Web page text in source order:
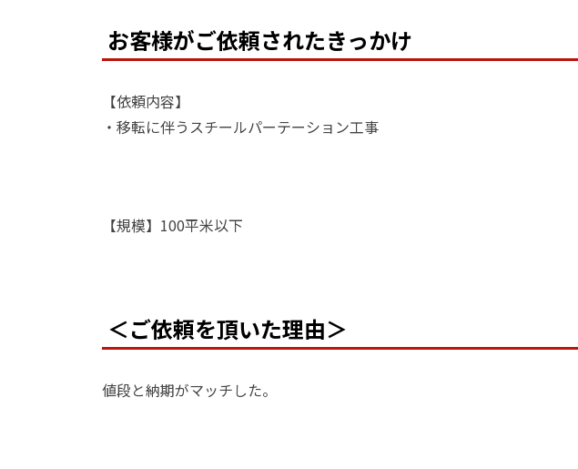
お客様がご依頼されたきっかけ
【依頼内容】
・移転に伴うスチールパーテーション工事
【規模】100平米以下
＜ご依頼を頂いた理由＞
値段と納期がマッチした。